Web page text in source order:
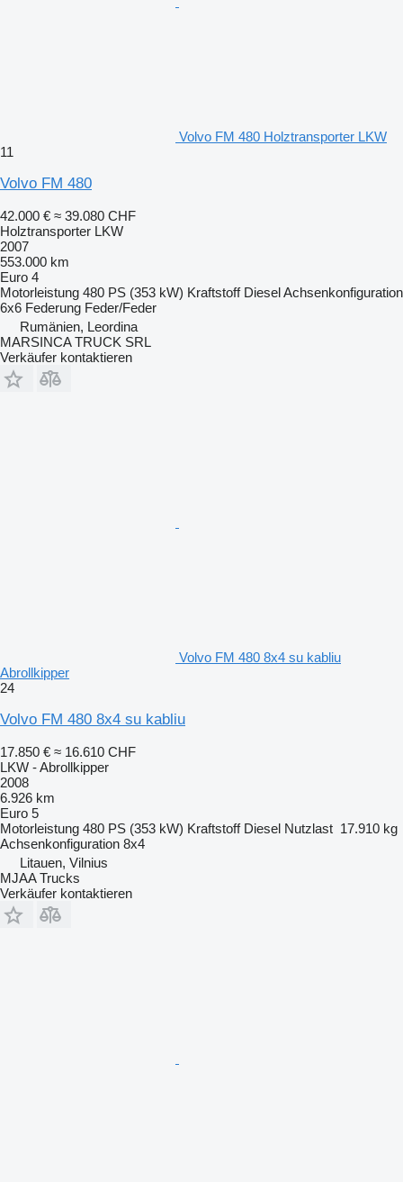
Volvo FM 480 Holztransporter LKW
11
Volvo FM 480
42.000 € ≈ 39.080 CHF
Holztransporter LKW
2007
553.000 km
Euro 4
Motorleistung 480 PS (353 kW) Kraftstoff DieselAchsenkonfiguration
6x6 Federung Feder/Feder
Rumänien, Leordina
MARSINCA TRUCK SRL
Verkäufer kontaktieren
Volvo FM 480 8x4 su kabliu
Abrollkipper
24
Volvo FM 480 8x4 su kabliu
17.850 € ≈ 16.610 CHF
LKW - Abrollkipper
2008
6.926 km
Euro 5
Motorleistung 480 PS (353 kW) Kraftstoff Diesel Nutzlast 17.910 kg
Achsenkonfiguration 8x4
Litauen, Vilnius
MJAA Trucks
Verkäufer kontaktieren